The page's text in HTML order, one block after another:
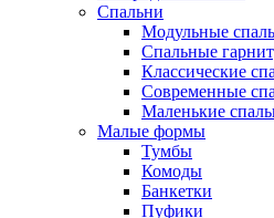
Спальни
Модульные
Спальные
Классические
Современные
Маленькие
Малые формы
Тумбы
Комоды
Банкетки
Пуфики